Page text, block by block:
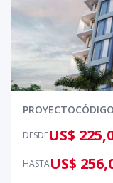
PROYECTOCÓDIGO
DESDEUS$
HASTAUS$